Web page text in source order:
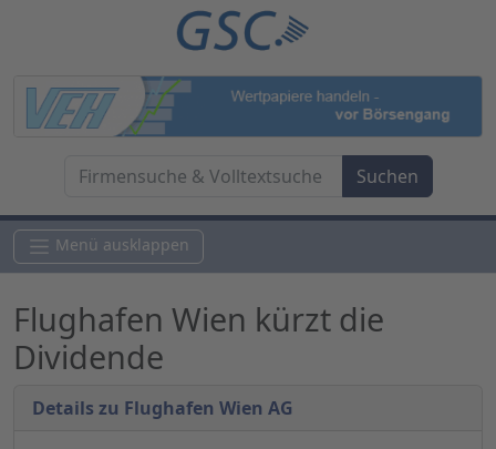
Menü ausklappen
Flughafen Wien kürzt die
Dividende
Details zu Flughafen Wien AG